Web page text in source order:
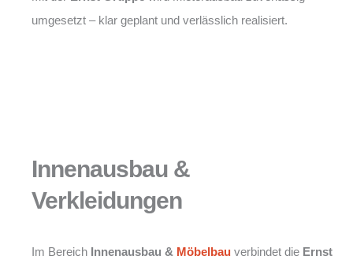
umgesetzt – klar geplant und verlässlich realisiert.
Innenausbau &
Verkleidungen
Im Bereich Innenausbau & Möbelbau verbindet die Ernst